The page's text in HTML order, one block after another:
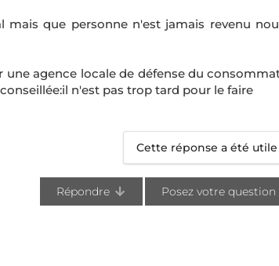
que personne n'est jamais revenu
une agence locale de défense du
n'est pas trop tard pour le faire
Cette réponse a été utile
Répondre Posez votre question